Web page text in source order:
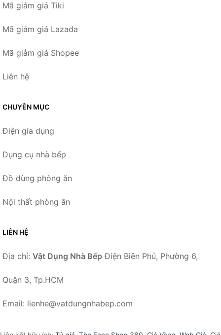
Mã giảm giá Tiki
Mã giảm giá Lazada
Mã giảm giá Shopee
Liên hệ
CHUYÊN MỤC
Điện gia dụng
Dụng cụ nhà bếp
Đồ dùng phòng ăn
Nội thất phòng ăn
LIÊN HỆ
Địa chỉ: Vật Dụng Nhà Bếp Điện Biên Phủ, Phường 6,
Quận 3, Tp.HCM
Email: lienhe@vatdungnhabep.com